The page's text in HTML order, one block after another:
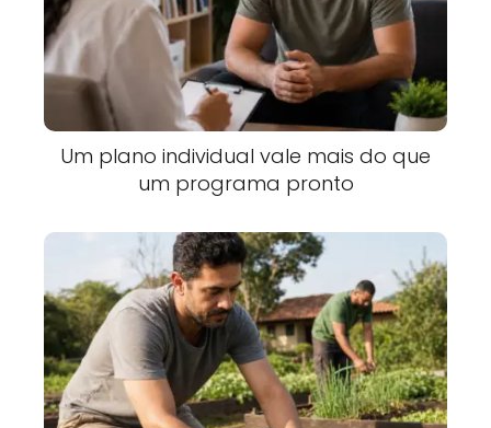
Um plano individual vale mais do que
um programa pronto